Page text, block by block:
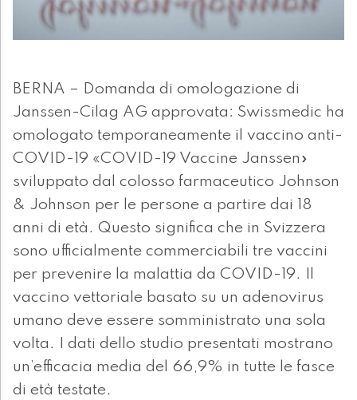
BERNA – Domanda di omologazione di
Janssen-Cilag AG approvata: Swissmedic ha
omologato temporaneamente il vaccino anti-
COVID-19 «COVID-19 Vaccine Janssen»
sviluppato dal colosso farmaceutico Johnson
& Johnson per le persone a partire dai 18
anni di età. Questo significa che in Svizzera
sono ufficialmente commerciabili tre vaccini
per prevenire la malattia da COVID-19. Il
vaccino vettoriale basato su un adenovirus
umano deve essere somministrato una sola
volta. I dati dello studio presentati mostrano
un’efficacia media del 66,9% in tutte le fasce
di età testate.